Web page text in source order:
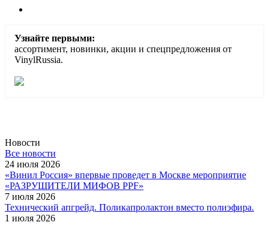
Узнайте первыми:
ассортимент, новинки, акции и спецпредложения от
VinylRussia.
Новости
Все новости
24 июля 2026
«Винил Россия» впервые проведет в Москве мероприятие
«РАЗРУШИТЕЛИ МИФОВ PPF»
7 июля 2026
Технический апгрейд. Поликапролактон вместо полиэфира.
1 июля 2026